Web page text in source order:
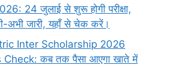
24 जुलाई से शुरू होगी परीक्षा,
अभी जारी, यहाँ से चेक करें।
Inter Scholarship 2026
कब तक पैसा आएगा खाते में